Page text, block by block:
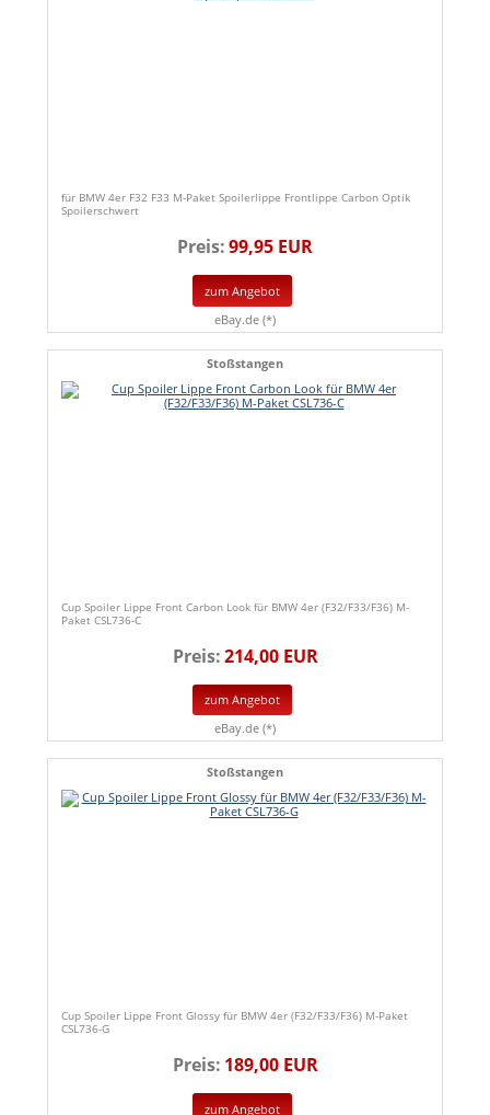
für BMW 4er F32 F33 M-Paket Spoilerlippe Frontlippe Carbon Optik
Spoilerschwert
Preis:99,95 EUR
zum Angebot
eBay.de (*)
Stoßstangen
Cup Spoiler Lippe Front Carbon Look für BMW 4er (F32/F33/F36) M-
Paket CSL736-C
Preis:214,00 EUR
zum Angebot
eBay.de (*)
Stoßstangen
Cup Spoiler Lippe Front Glossy für BMW 4er (F32/F33/F36) M-Paket
CSL736-G
Preis: 189,00 EUR
zum Angebot